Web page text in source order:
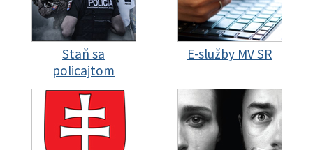
Staň sa
policajtom
E-služby MV SR